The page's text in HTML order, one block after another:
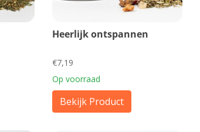
Heerlijk ontspannen
€7,19
Op voorraad
Bekijk Product